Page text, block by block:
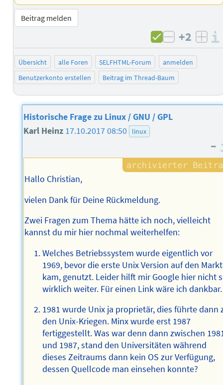
Beitrag melden
negativ
+2
Übersicht alle Foren SELFHTML-Forum
anmelden
Benutzerkonto erstellen
Beitrag im Thread-Baum
Historische Frage zu Linux / GNU / GPL
Karl Heinz 17.10.2017 08:50 linux
–
Hallo Christian,
vielen Dank für Deine Rückmeldung.
Zwei Fragen zum Thema hätte ich noch, vielleicht
kannst du mir hier nochmal weiterhelfen:
Welches Betriebssystem wurde eigentlich vor
1969, bevor die erste Unix Version auf den Markt
kam, genutzt. Leider hilft mir Google hier nicht
wirklich weiter. Für einen Link wäre ich dankbar.
1981 wurde Unix ja proprietär, dies führte dann
den Unix-Kriegen. Minx wurde erst 1987
fertiggestellt. Was war denn dann zwischen
und 1987, stand den Universitäten während
dieses Zeitraums dann kein OS zur Verfügung,
dessen Quellcode man einsehen konnte?